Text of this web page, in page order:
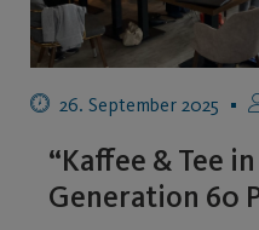
Ein wunderbarer,
und sehr
Medizin / Notarzt)
.
Teilnehmende
Tipps &